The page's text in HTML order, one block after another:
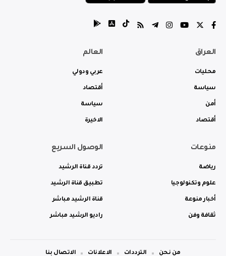
العراق
محليات
سياسة
أمن
أقتصاد
العالم
عربي ودولي
أقتصاد
سياسة
الاخيرة
منوعات
رياضة
علوم وتكنولوجيا
أخبار منوعة
ثقافة وفن
الوصول السريع
تردد قناة الرشيد
تطبيق قناة الرشيد
قناة الرشيد مباشر
راديو الرشيد مباشر
من نحن الترددات الاعلانات الاتصال بنا